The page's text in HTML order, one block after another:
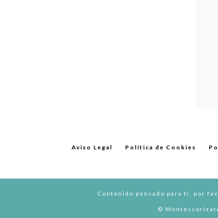
Aviso Legal Política de Cookies
Contenido pensado para tí, por
©